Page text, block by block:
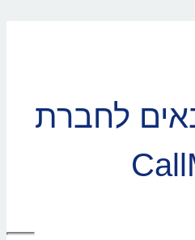
לחברת